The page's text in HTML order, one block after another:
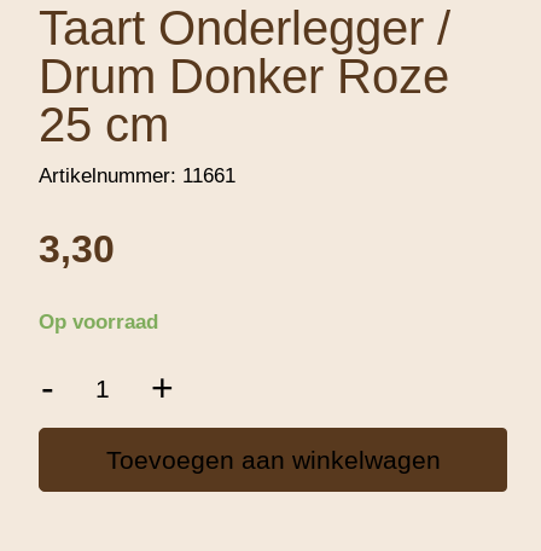
Taart Onderlegger /
Drum Donker Roze
25 cm
Artikelnummer: 11661
3,30
Op voorraad
-
Onderlegger
Drum
Roze
+
Toevoegen aan winkelwagen